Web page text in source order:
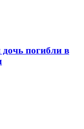
дочь погибли в